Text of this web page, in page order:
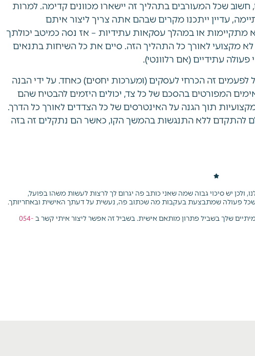
שכל המעורבים בתהליך זה יישארו מכוונים קדימה. למרות
עדיין ייתכנו מקרים שבהם אתה צריך ליצור איתם
מתקיימות או במהלך עסקאות עתידיות – אז נסה כמיטב יכולתך
לא מקצועי לאורך כל התהליך הזה. סיים את כל השיחות בתנאים
עתידיים (אם רלוונטי).
זה הכרחי לעסקים (ומערכות יחסים) כאחד. על ידי הבנה
המפורטים בהסכם של כל צד, יכולים היזמים להבטיח שהם
תוך הגנה על האינטרסים של כל הצדדים לאורך כל הדרך.
להתקדם ללא התנגשות בהמשך הקו, כאשר הם נתקלים זה בזה
ולכן יש סיכוי גבוה שמה שאני כותב פה יגרום לך לרצות לעשות משהו בפועל,
פעולה שמתבצעת בעקבות מה שכתוב פה, נעשית על דעתך האישית ובאחריותך.
שלך בשביל פתרון מותאם אישית. בשביל זה אפשר ליצור איתי קשר ב 054-